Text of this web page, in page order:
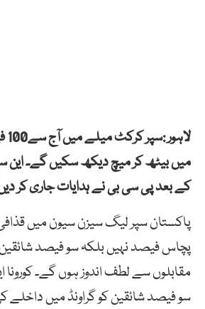
میں بیٹھ کر میچ دیکھ سکیں گے۔ این
کے بعد پی سی بی نے ہدایات جاری کر
پاکستان سپر لیگ سیزن سیون میں
پچاس فیصد نہیں بلکہ سو فیصد
مقابلوں سے لطف اندوز ہوں گے۔
سو فیصد شائقین کو گراونڈ میں داخلے